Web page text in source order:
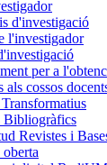
d'investigació
l'investigador
per a
als cossos
Bibliogràfics
Revistes i